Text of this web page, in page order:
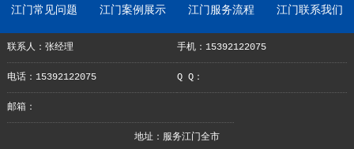
江门常见问题 江门案例展示 江门服务流程 江门联系我们
联系人：张经理 手机：15392122075
电话：15392122075 Q Q：
邮箱：
地址：服务江门全市